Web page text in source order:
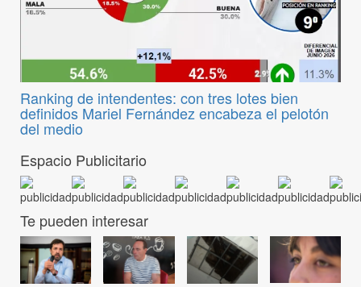
Ranking de intendentes: con tres lotes bien
definidos Mariel Fernández encabeza el pelotón
del medio
Espacio Publicitario
Te pueden interesar